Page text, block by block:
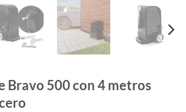
500 con 4 metros